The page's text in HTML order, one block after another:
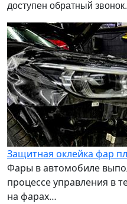
доступен обратный звонок.
Защитная оклейка фар
Фары в автомобиле
процессе управления в
на фарах…